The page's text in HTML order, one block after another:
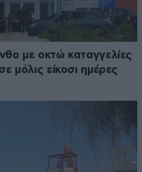
με οκτώ καταγγελίες
μόλις είκοσι ημέρες